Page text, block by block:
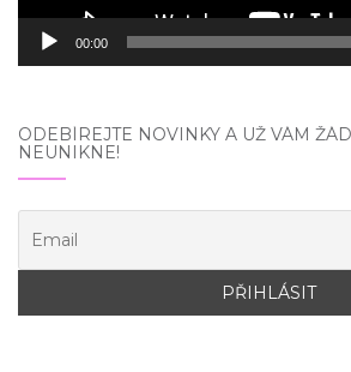
00:00
ODEBÍREJTE NOVINKY A UŽ VÁM
NEUNIKNE!